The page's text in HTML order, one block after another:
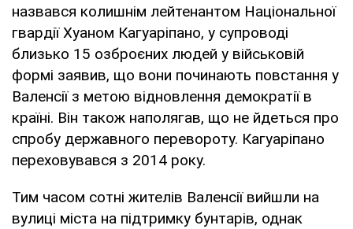
назвався колишнім лейтенантом Національної
гвардії Хуаном Кагуаріпано, у супроводі
близько 15 озброєних людей у військовій
формі заявив, що вони починають повстання у
Валенсії з метою відновлення демократії в
країні. Він також наполягав, що не йдеться про
спробу державного перевороту. Кагуаріпано
переховувався з 2014 року.
Тим часом сотні жителів Валенсії вийшли на
вулиці міста на підтримку бунтарів, однак